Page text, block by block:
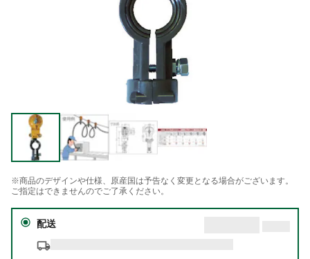
※商品のデザインや仕様、原産国は予告なく変更となる場合がございます。
ご指定はできませんのでご了承ください。
配送